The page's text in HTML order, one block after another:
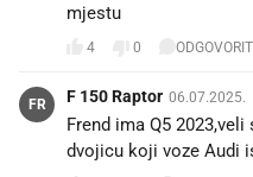
mjestu
4 0
FR F 150 Raptor 06.07.2025.
Frend ima Q5
dvojicu koji voze Audi